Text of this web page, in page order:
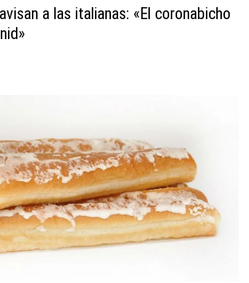
a las italianas: «El coronabicho